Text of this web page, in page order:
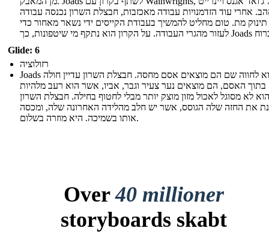
אחרי עוד הזדמנויות עבודה מאכזבות, חבצלת השרון נכנסה עבודה
תינוק מת. טום מחליט להמשיך בעבודת הקייסים ידי נשאר מאחור כדי
Glide: 6
רזולוציה
Joads לבוא לחווה שם הם מוצאים אסם מחסה. חבצלת השרון עדיין חולה
בתוך האסם, הם מוצאים נער צעיר וגבר, אביו, אשר הוא רעב מלהיות
לא מסוגל לאכול מזון מוצק יותר מבלי לחטוף בחילה. חבצלת השרון
את החזה שלה הגוסס, אשר יש חלב מהלידה האחרונה שלה, ומכסה
אותו בשמיכה. היא מוזרה בשלום.
Over40 millioner
storyboards skabt